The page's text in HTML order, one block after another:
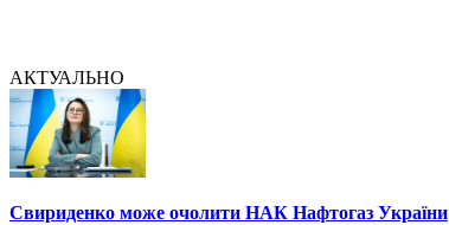
АКТУАЛЬНО
Свириденко може очолити НАК Нафтогаз України